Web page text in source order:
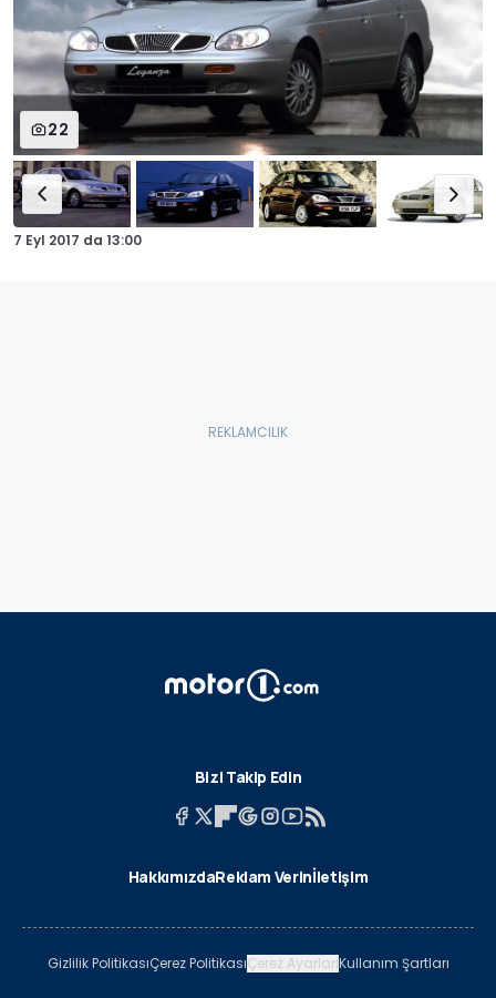
22
7 Eyl 2017 da 13:00
Bizi Takip Edin
HakkımızdaReklam Verinİletişim
Gizlilik PolitikasıÇerez PolitikasıÇerez AyarlarıKullanım Şartları